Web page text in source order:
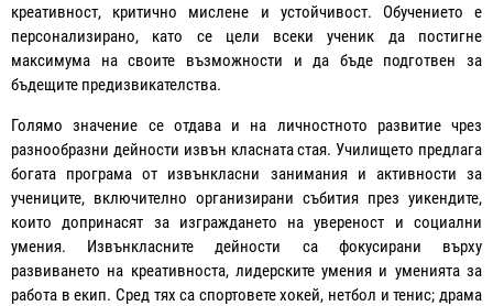
креативност, критично мислене и устойчивост. Обучението е
персонализирано, като се цели всеки ученик да постигне
максимума на своите възможности и да бъде подготвен за
бъдещите предизвикателства.
Голямо значение се отдава и на личностното развитие чрез
разнообразни дейности извън класната стая. Училището предлага
богата програма от извънкласни занимания и активности за
учениците, включително организирани събития през уикендите,
които допринасят за изграждането на увереност и социални
умения. Извънкласните дейности са фокусирани върху
развиването на креативноста, лидерските умения и уменията за
работа в екип. Сред тях са спортовете хокей, нетбол и тенис; драма